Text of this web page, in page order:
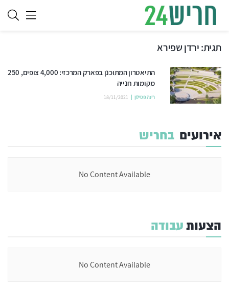
תגית:ירדן שפירא
התיאטרון המתוכנן בפארק המרכזי: 4,000 צופים, 250
מקומות חנייה
רינה פטילון 18/11/2021
אירועים בחריש
No Content Available
הצעותעבודה
No Content Available